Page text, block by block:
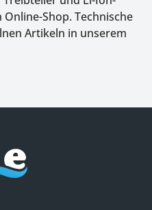
Shop. Technische
Artikeln in unserem